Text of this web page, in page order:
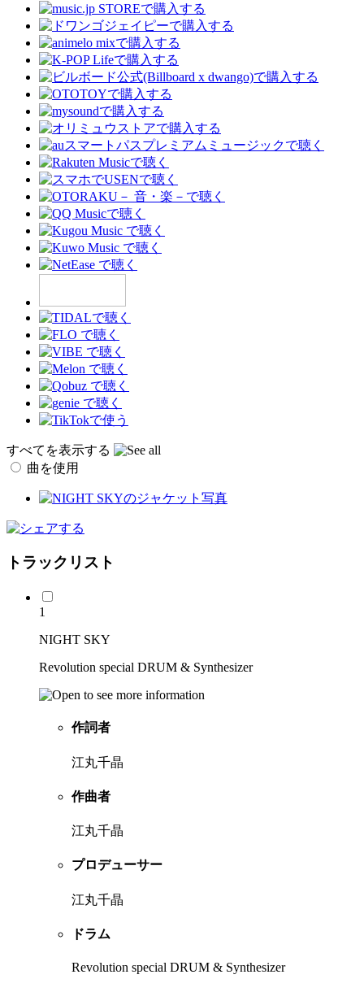
すべてを表示する
曲を使用
トラックリスト
1
NIGHT SKY
Revolution special DRUM & Synthesizer
作詞者
江丸千晶
作曲者
江丸千晶
プロデューサー
江丸千晶
ドラム
Revolution special DRUM & Synthesizer